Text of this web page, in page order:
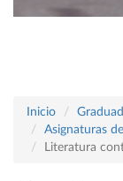
Inicio
Asignaturas
Literatura